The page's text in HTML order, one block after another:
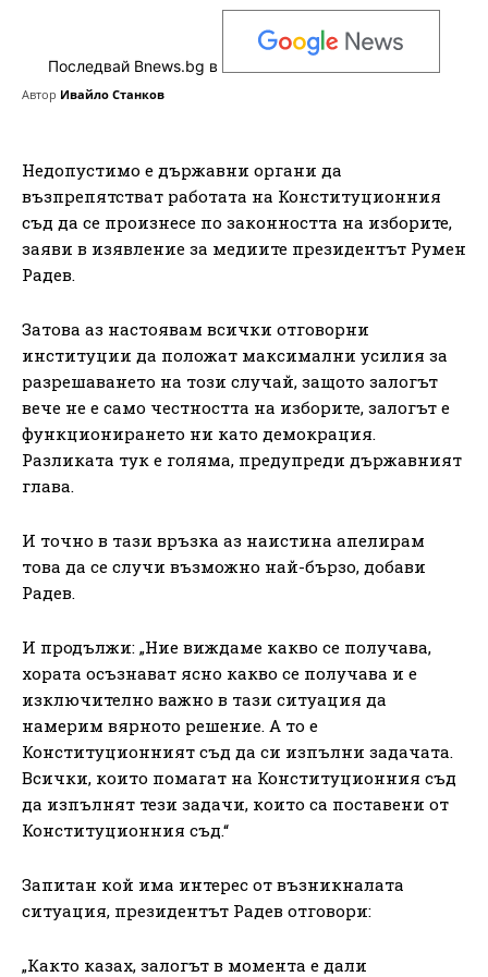
Последвай Bnews.bg в
Автор Ивайло Станков
Недопустимо е държавни органи да
възпрепятстват работата на Конституционния
съд да се произнесе по законността на изборите,
заяви в изявление за медиите президентът Румен
Радев.
Затова аз настоявам всички отговорни
институции да положат максимални усилия за
разрешаването на този случай, защото залогът
вече не е само честността на изборите, залогът е
функционирането ни като демокрация.
Разликата тук е голяма, предупреди държавният
глава.
И точно в тази връзка аз наистина апелирам
това да се случи възможно най-бързо, добави
Радев.
И продължи: „Ние виждаме какво се получава,
хората осъзнават ясно какво се получава и е
изключително важно в тази ситуация да
намерим вярното решение. А то е
Конституционният съд да си изпълни задачата.
Всички, които помагат на Конституционния съд
да изпълнят тези задачи, които са поставени от
Конституционния съд.“
Запитан кой има интерес от възникналата
ситуация, президентът Радев отговори:
„Както казах, залогът в момента е дали